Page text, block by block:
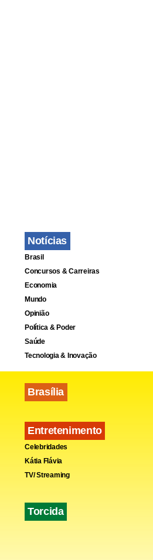
Notícias
Brasil
Concursos & Carreiras
Economia
Mundo
Opinião
Política & Poder
Saúde
Tecnologia & Inovação
Brasília
Entretenimento
Celebridades
Kátia Flávia
TV/ Streaming
Torcida